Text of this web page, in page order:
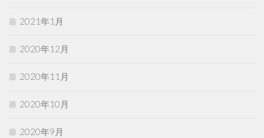
2021年1月
2020年12月
2020年11月
2020年10月
2020年9月